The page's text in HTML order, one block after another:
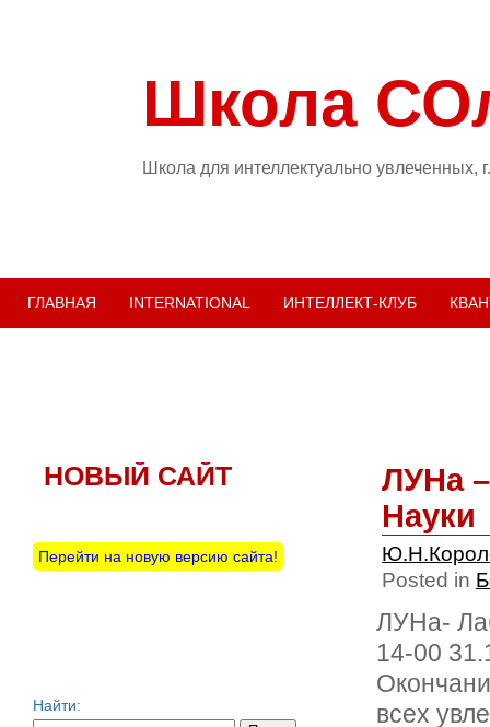
Школа
Школа для интеллектуально увлеченных,
ГЛАВНАЯ INTERNATIONAL ИНТЕЛЛЕКТ-КЛУБ
ЛУНа
Науки
Posted in
ЛУНа-
14-00
всех
НОВЫЙ САЙТ
Перейти на новую версию сайта!
Найти: